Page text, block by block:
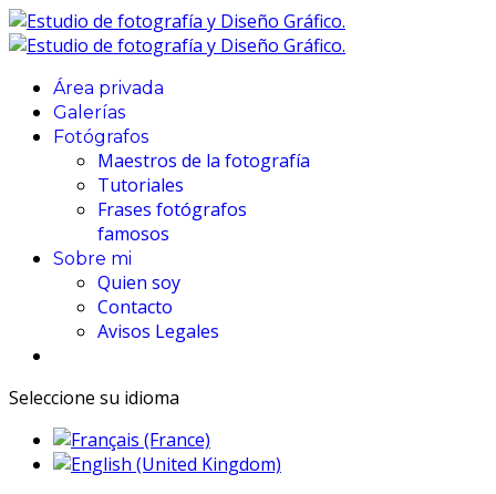
Área privada
Galerías
Fotógrafos
Maestros de la fotografía
Tutoriales
Frases fotógrafos
famosos
Sobre mi
Quien soy
Contacto
Avisos Legales
Seleccione su idioma